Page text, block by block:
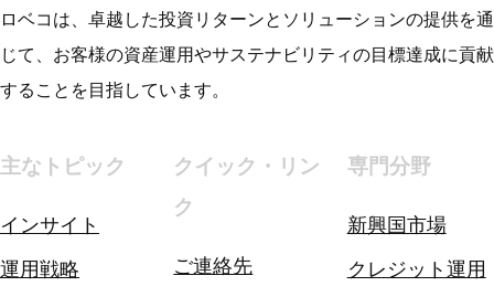
ロベコは、卓越した投資リターンとソリューションの提供を通
じて、お客様の資産運用やサステナビリティの目標達成に貢献
することを目指しています。
主なトピック
インサイト
運用戦略
クイック・リン
ク
ご連絡先
専門分野
新興国市場
クレジット運用